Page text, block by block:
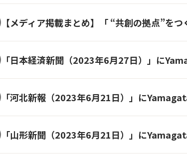
【メディア掲載まとめ】「 “共創の拠点”を
「日本経済新聞（2023年6月27日）」に
「河北新報（2023年6月21日）」に
「山形新聞（2023年6月21日）」に